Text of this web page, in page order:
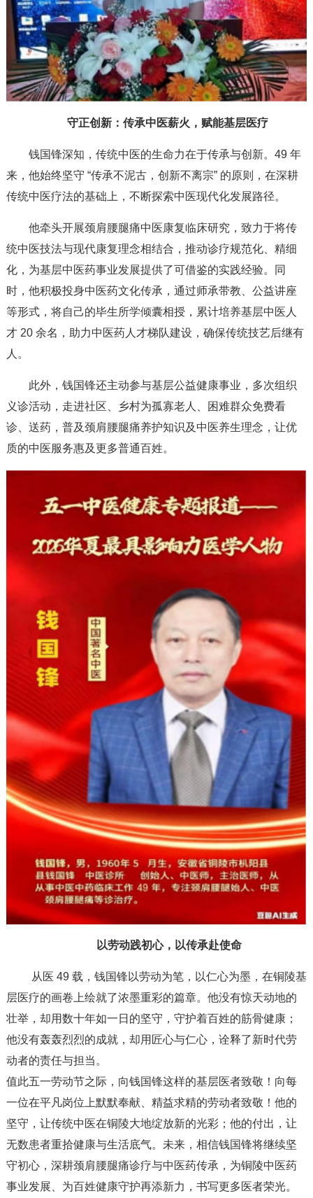
守正创新：传承中医薪火，赋能基层医疗
钱国锋深知，传统中医的生命力在于传承与创新。49 年
来，他始终坚守 “传承不泥古，创新不离宗” 的原则，在深耕
传统中医疗法的基础上，不断探索中医现代化发展路径。
他牵头开展颈肩腰腿痛中医康复临床研究，致力于将传
统中医技法与现代康复理念相结合，推动诊疗规范化、精细
化，为基层中医药事业发展提供了可借鉴的实践经验。同
时，他积极投身中医药文化传承，通过师承带教、公益讲座
等形式，将自己的毕生所学倾囊相授，累计培养基层中医人
才 20 余名，助力中医药人才梯队建设，确保传统技艺后继有
人。
此外，钱国锋还主动参与基层公益健康事业，多次组织
义诊活动，走进社区、乡村为孤寡老人、困难群众免费看
诊、送药，普及颈肩腰腿痛养护知识及中医养生理念，让优
质的中医服务惠及更多普通百姓。
以劳动践初心，以传承赴使命
从医 49 载，钱国锋以劳动为笔，以仁心为墨，在铜陵基
层医疗的画卷上绘就了浓墨重彩的篇章。他没有惊天动地的
壮举，却用数十年如一日的坚守，守护着百姓的筋骨健康；
他没有轰轰烈烈的成就，却用匠心与仁心，诠释了新时代劳
动者的责任与担当。
值此五一劳动节之际，向钱国锋这样的基层医者致敬！向每
一位在平凡岗位上默默奉献、精益求精的劳动者致敬！他的
坚守，让传统中医在铜陵大地绽放新的光彩；他的付出，让
无数患者重拾健康与生活底气。未来，相信钱国锋将继续坚
守初心，深耕颈肩腰腿痛诊疗与中医药传承，为铜陵中医药
事业发展、为百姓健康守护再添新力，书写更多医者荣光。